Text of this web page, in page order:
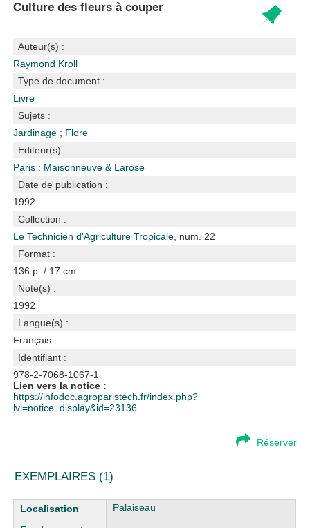
Culture des fleurs à couper
Auteur(s) :
Raymond Kroll
Type de document :
Livre
Sujets :
Jardinage ; Flore
Editeur(s) :
Paris : Maisonneuve & Larose
Date de publication :
1992
Collection :
Le Technicien d'Agriculture Tropicale , num. 22
Format :
136 p. / 17 cm
Note(s) :
1992
Langue(s) :
Français
Identifiant :
978-2-7068-1067-1
Lien vers la notice :
https://infodoc.agroparistech.fr/index.php?
lvl=notice_display&id=23136
Réserver
EXEMPLAIRES (1)
Liste des exemplaires Palaiseau